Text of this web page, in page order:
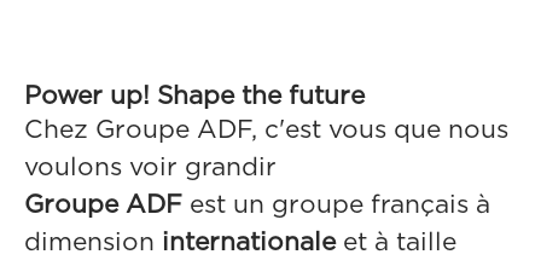
Power up! Shape the future
Chez Groupe ADF, c'est vous que nous
voulons voir grandir
Groupe ADF est un groupe français à
dimension internationale et à taille